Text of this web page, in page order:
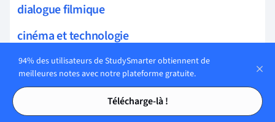
Tables des matières
Tables des matières
dialogue filmique
cinéma et technologie
cinéma et diversité
cinéma et identité
cinémas du monde
94% des utilisateurs de StudySmarter obtiennent de
meilleures notes avec notre plateforme gratuite.
Télécharge-là !